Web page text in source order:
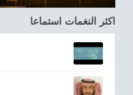
اكثر النغمات استماعا